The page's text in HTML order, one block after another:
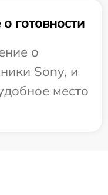
готовности
о
Sony, и
место